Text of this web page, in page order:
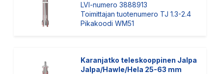
LVI-numero 3888913
Toimittajan tuotenumero TJ 1.3-2.4
Pikakoodi WM51
Karanjatko teleskooppinen Jalpa
Jalpa/Hawle/Hela 25-63 mm